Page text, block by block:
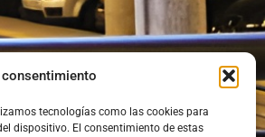
tecnologías como las cookies para
dispositivo. El consentimiento de estas